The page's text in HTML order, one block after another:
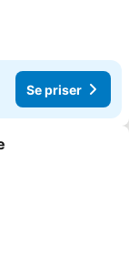
Se priser
Favoriter